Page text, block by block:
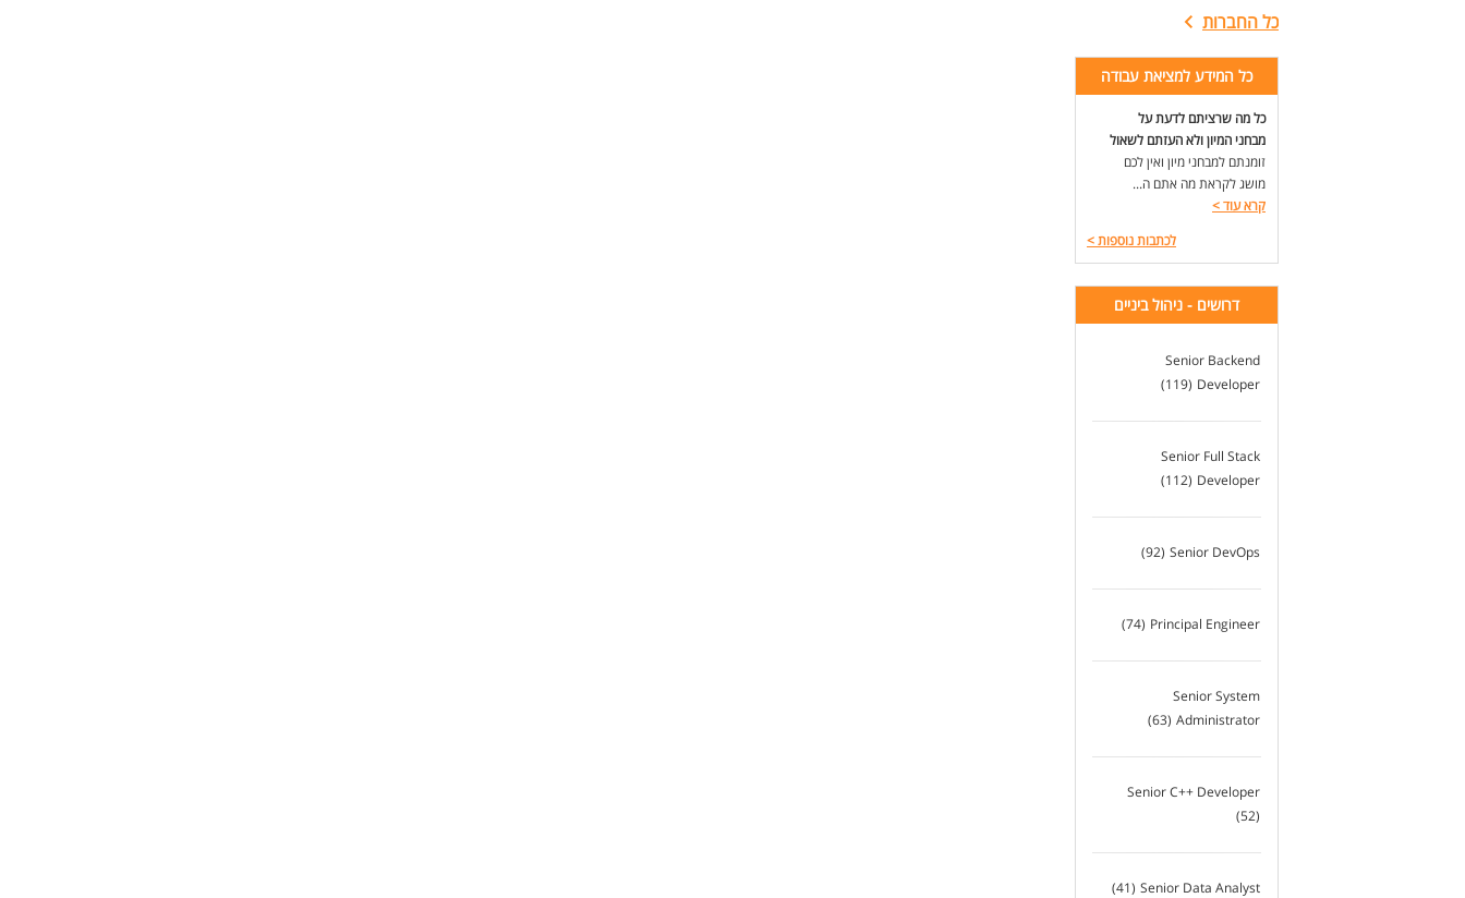
כל החברות
כל המידע למציאת עבודה
כל מה שרציתם לדעת על
מבחני המיון ולא העזתם לשאול
זומנתם למבחני מיון ואין לכם
מושג לקראת מה אתם ה...
קרא עוד>
לכתבות נוספות>
דרושים - ניהול ביניים
Senior Backend
Developer
(119)
Senior Full Stack
Developer
(112)
Senior DevOps
(92)
Principal Engineer
(74)
Senior System
Administrator
(63)
Senior C++ Developer
(52)
Senior Data Analyst
(41)